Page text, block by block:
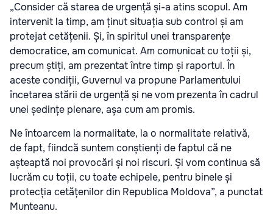
„Consider că starea de urgență și-a atins scopul. Am
intervenit la timp, am ținut situația sub control și am
protejat cetățenii. Și, în spiritul unei transparențe
democratice, am comunicat. Am comunicat cu toții și,
precum știți, am prezentat între timp și raportul. În
aceste condiții, Guvernul va propune Parlamentului
încetarea stării de urgență și ne vom prezenta în cadrul
unei ședințe plenare, așa cum am promis.
Ne întoarcem la normalitate, la o normalitate relativă,
de fapt, fiindcă suntem conștienți de faptul că ne
așteaptă noi provocări și noi riscuri. Și vom continua să
lucrăm cu toții, cu toate echipele, pentru binele și
protecția cetățenilor din Republica Moldova”, a punctat
Munteanu.